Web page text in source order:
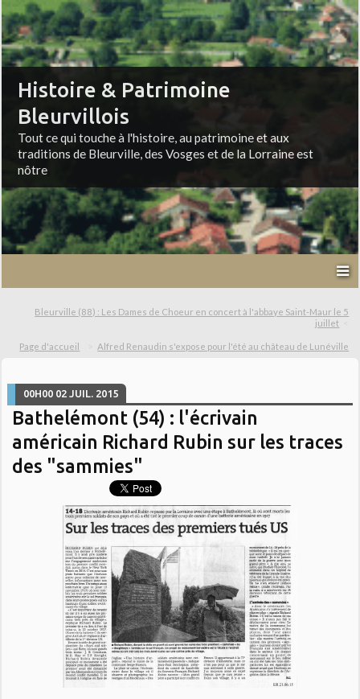
Histoire & Patrimoine
Bleurvillois
Tout ce qui touche à l'histoire, au patrimoine et aux
traditions de Bleurville, des Vosges et de la Lorraine est
nôtre
Bleurville (88) : Les Dames de Choeur en concert à l'abbaye Saint-Maur le 5
juillet
Page d'accueil Alfred Renaudin s'expose pour l'été au château de Lunéville
00H00 02 JUIL. 2015
Bathelémont (54) : l'écrivain
américain Richard Rubin sur les traces
des "sammies"